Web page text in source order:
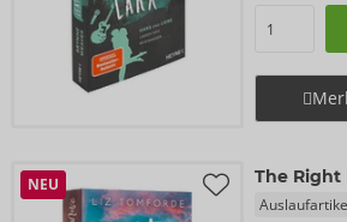
NEU The Right